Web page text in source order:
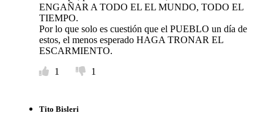
ENGAÑAR A TODO EL EL MUNDO, TODO EL
TIEMPO.
Por lo que solo es cuestión que el PUEBLO un día de
estos, el menos esperado HAGA TRONAR EL
ESCARMIENTO.
1
1
Tito Bisleri